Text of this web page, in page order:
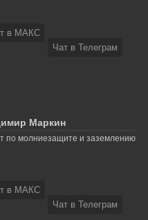
в МАКС
Чат в Телеграм
Маркин
по молниезащите и заземлению
в МАКС
Чат в Телеграм